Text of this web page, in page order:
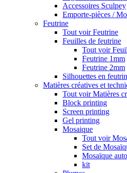
Accessoires Sculpey
Emporte-pièces /
Feutrine
Tout voir Feutrine
Feuilles de feutrine
Tout voir
Feutrine 1mm
Feutrine 2mm
Silhouettes en
Matières créatives et
Tout voir Matières
Block printing
Screen printing
Gel printing
Mosaique
Tout voir
Set de
Mosaïque
kit